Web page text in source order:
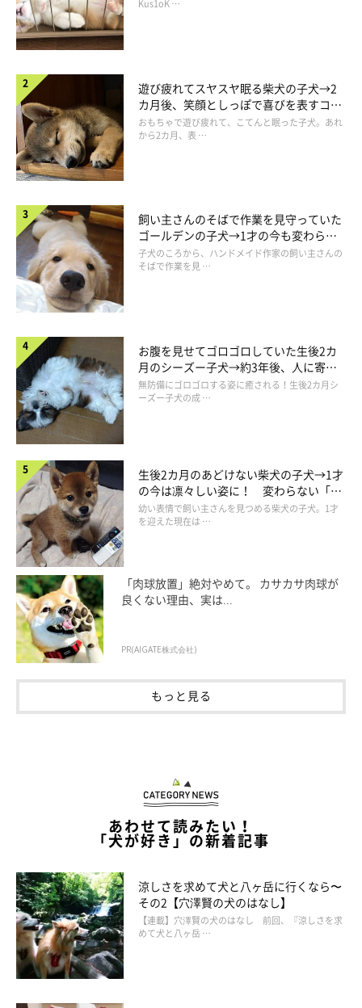
なんだこの謎のステップは…
@8823Sugimu
そしてこのあと、大はしゃぎで飛び跳ねるのでした。謎のステッ
プも可愛すぎる…！
フィスくんのお手を使ったボケに、飼い主さんも 「あ〜これは完
全にふざけてますね〜」とリアクション。これはフィスくんに一
本取られましたね（笑）
フィスくんのおちゃめな一面に、Twitterユーザーさんからは…
「可愛さが詰まってますね……」
「大きく外した後の視線（笑） からのヒャッホイ」
「完璧なボケ 座布団一枚」
「めちゃめちゃ可愛いですね！ 最後に飛び跳ねるのが
『な～んちゃって♪』って言ってるみたいです」
と反響が寄せられています。
これは完全にふざけてますね〜🎵
pic.twitter.com/8VAq6tqMYX
— スギム@sugimu (@8823Sugimu)July 22, 2020
長！
Kus1oK …
遊び疲れてスヤスヤ眠る柴犬の子犬→2
カ月後、笑顔としっぽで喜びを表すコに
成長！
おもちゃで遊び疲れて、こてんと眠った子犬。あれ
から2カ月、表 …
飼い主さんのそばで作業を見守っていた
ゴールデンの子犬→1才の今も変わらな
い“見守り隊”の姿にほっこり
子犬のころから、ハンドメイド作家の飼い主さんの
そばで作業を見 …
お腹を見せてゴロゴロしていた生後2カ
月のシーズー子犬→約3年後、人に寄り
添う優しいコに成長した姿にほっこり
無防備にゴロゴロする姿に癒される！生後2カ月シ
ーズー子犬の成 …
生後2カ月のあどけない柴犬の子犬→1才
の今は凛々しい姿に！ 変わらない「く
りくりおめめ」にもほっこり
幼い表情で飼い主さんを見つめる柴犬の子犬。1才
を迎えた現在は …
「肉球放置」絶対やめて。 カサカサ肉球が
良くない理由、実は...
PR(AIGATE株式会社)
もっと見る
あわせて読みたい！
「犬が好き」の新着記事
涼しさを求めて犬と八ヶ岳に行くなら〜
その2【穴澤賢の犬のはなし】
【連載】穴澤賢の犬のはなし 前回、『涼しさを求
めて犬と八ヶ岳 …